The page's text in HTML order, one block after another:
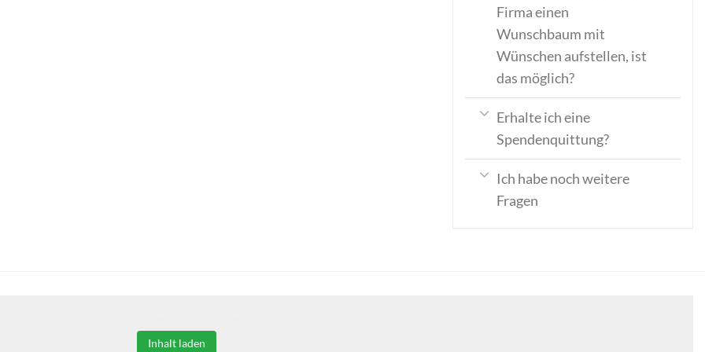
Firma einen
Wunschbaum mit
Wünschen aufstellen, ist
das möglich?
Erhalte ich eine
Spendenquittung?
Ich habe noch weitere
Fragen
Inhalt laden